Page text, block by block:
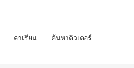
ค่าเรียน ค้นหาติวเตอร์